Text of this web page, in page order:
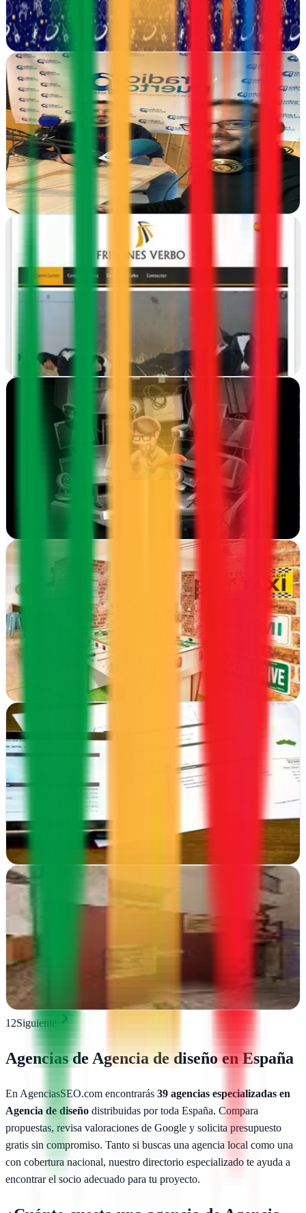
reales en tu tienda online
Ver fichacompleta
Imparables Agency ⭐️ Agencia de Marketing Digital
El Puerto de Santa María, Cádiz
Imparables Agency impulsa tu presencia digital en Cádiz con
diseño, alojamiento web y estrategias de marketing personalizadas
para empresas que no temen…
Ver ficha
Infoasistencia Web Toledo / Diseño web Toledo
Toledo
Diseño y hosting web en Toledo. Crean sitios potentes y alojan tu
Ver fichacompleta
Intercastilla Diseño Y Comunicacion
Palencia
Desde Palencia, transformamos negocios con soluciones digitales
integrales: diseño gráfico, ecommerce y hosting profesional para
crecer en internet
Ver ficha
InternacionalWeb Diseño Web & Marketing Online
Desde Salamanca, potencian tu presencia online con redacción
estratégica, consultoría personalizada y campañas de marketing que
generan resultados medibles…
Ver ficha
Ivcaseo | Agencia SEO & Marketing Digital
Granollers, Barcelona
Ivcaseo transforma negocios en Granollers con SEO, diseño gráfico
y estrategias de marketing que generan resultados reales y visibles
en tu marca
Ver ficha
La Cooperativa Digital
Palafrugell, Girona
La Cooperativa Digital en Palafrugell impulsa tu negocio en línea
con e-commerce, marketing digital y diseño web estratégico
Ver ficha
1 2Siguiente
Agencias de Agencia de diseñoen España
En AgenciasSEO.com encontrarás 39 agencias especializadas en
Agencia de diseño distribuidas por toda España. Compara
propuestas, revisa valoraciones de Google y solicita presupuesto
gratis sin compromiso. Tanto si buscas una agencia local como una
con cobertura nacional, nuestro directorio especializado te ayuda a
encontrar el socio adecuado para tu proyecto.